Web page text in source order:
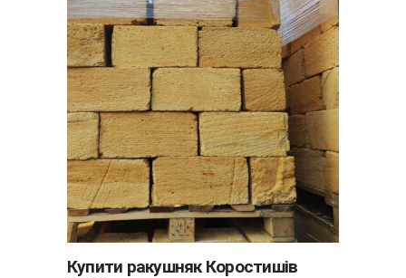
ДОДАТИ В КОШИК
Купити ракушняк Коростишів